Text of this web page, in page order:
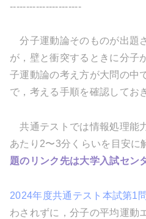
----------------------
分子運動論そのものが出題
が，壁と衝突するときに分子
子運動論の考え方が大問の中
で，考える手順を確認してお
共通テストでは情報処理能
あたり2〜3分くらいを目安に
題のリンク先は大学入試セン
2024年度共通テスト本試第1
わされずに，分子の平均運動